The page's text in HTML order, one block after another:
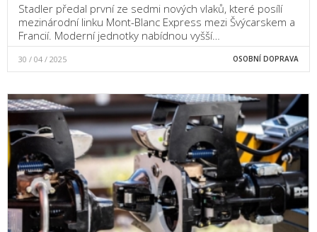
Stadler předal první ze sedmi nových vlaků, které posílí
mezinárodní linku Mont-Blanc Express mezi Švýcarskem a
Francií. Moderní jednotky nabídnou vyšší…
30 / 04 / 2025 OSOBNÍ DOPRAVA